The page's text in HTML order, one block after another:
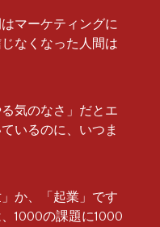
マーケティングに
なくなった人間は
気のなさ」だとエ
いるのに、いつま
か、「起業」です
1000の課題に1000